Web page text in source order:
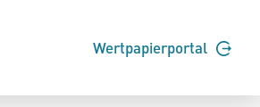
Wertpapierportal